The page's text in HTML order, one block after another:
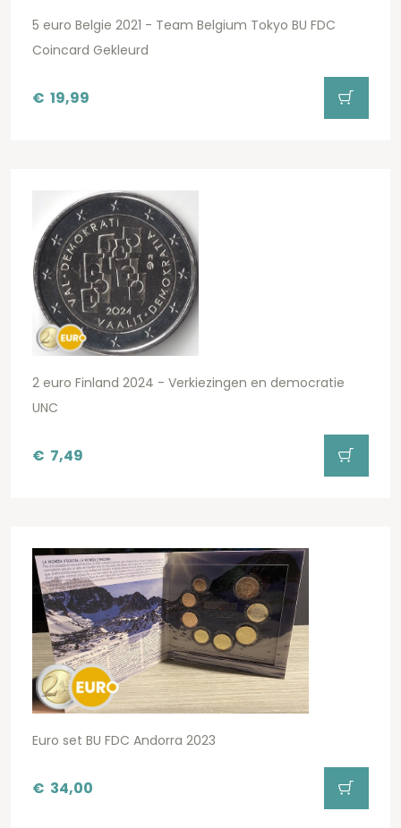
5 euro Belgie 2021 - Team Belgium Tokyo BU FDC
Coincard Gekleurd
€ 19,99
2 euro Finland 2024 - Verkiezingen en democratie
UNC
€ 7,49
Euro set BU FDC Andorra 2023
€ 34,00